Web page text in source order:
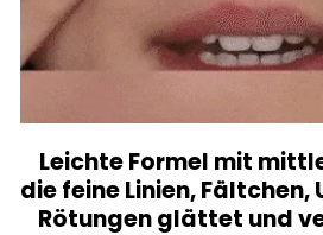
Leichte Formel mit
die feine Linien, Fältchen,
Rötungen glättet und